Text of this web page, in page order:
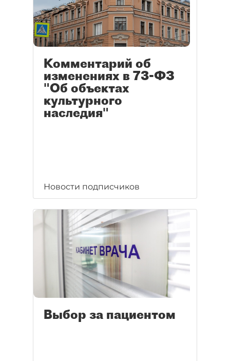
Комментарий об
изменениях в 73-ФЗ
"Об объектах
культурного
наследия"
Новости подписчиков
Выбор за пациентом